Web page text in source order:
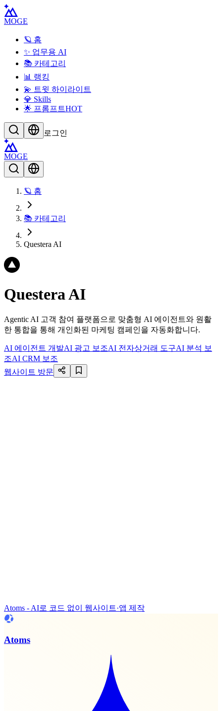
MOGE
🪐 홈
✨ 업무용 AI
📚 카테고리
📊 랭킹
💫 트윗 하이라이트
💎 Skills
🌟 프롬프트HOT
로그인
MOGE
🪐 홈
📚 카테고리
Questera AI
Questera AI
Agentic AI 고객 참여 플랫폼으로 맞춤형 AI 에이전트와 원활
한 통합을 통해 개인화된 마케팅 캠페인을 자동화합니다.
AI 에이전트 개발AI 광고 보조AI 전자상거래 도구AI 분석 보
조AI CRM 보조
웹사이트 방문
Atoms - AI로 코드 없이 웹사이트·앱 제작
Atoms